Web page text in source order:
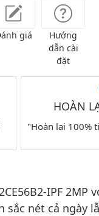
giá
Hướng
dẫn cài
đặt
HOÀN
"Hoàn lại 100%
IPF
nét cả ngày